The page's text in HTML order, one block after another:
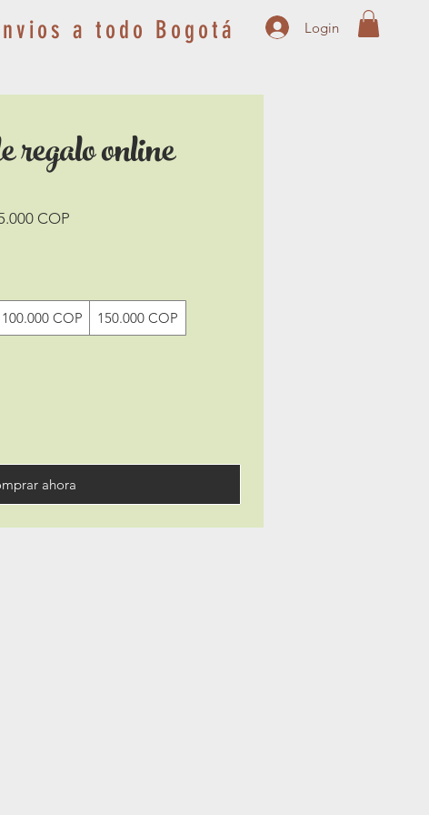
a todo Bogotá Login
online
COP
100.000 COP
150.000 COP
ahora